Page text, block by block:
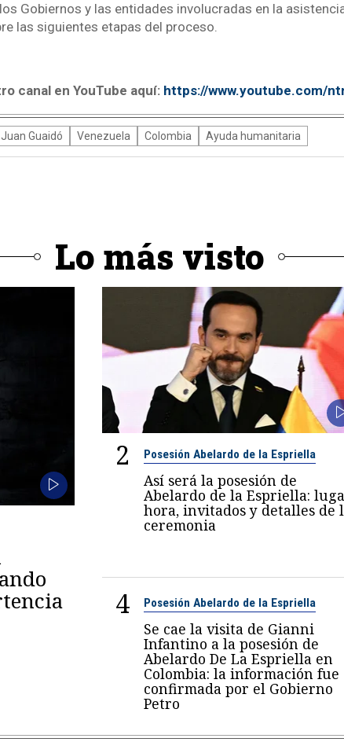
Gobiernos y las entidades involucradas en la
las siguientes etapas del proceso.
canal en YouTube aquí: https://www.youtube.com/
Juan Guaidó Venezuela Colombia Ayuda humanitaria
Lo más visto
2 Posesión Abelardo de la Espriella
Así será la posesión de
Abelardo de la Espriella:
hora, invitados y detalles de
ceremonia
4 Posesión Abelardo de la Espriella
Se cae la visita de Gianni
Infantino a la posesión de
Abelardo De La Espriella en
Colombia: la información fue
confirmada por el Gobierno
Petro